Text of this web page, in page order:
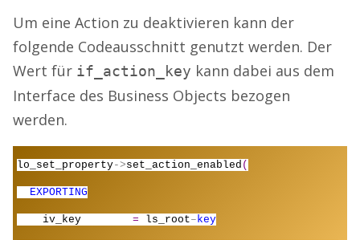
Um eine Action zu deaktivieren kann der
folgende Codeausschnitt genutzt werden. Der
Wert für if_action_key kann dabei aus dem
Interface des Business Objects bezogen
werden.
lo_set_property->set_action_enabled (
EXPORTING
iv_key = ls_root–key